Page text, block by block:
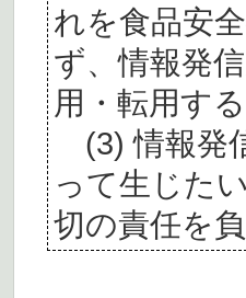
れを食品安
ず、情報発
用・転用する
(3) 情報発
って生じた
切の責任を